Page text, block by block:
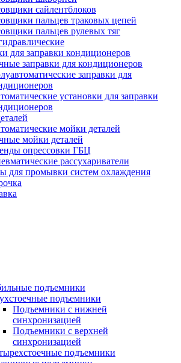
сайлентблоков
пальцев траковых цепей
пальцев рулевых тяг
для заправки кондиционеров
заправки для кондиционеров
заправки для
установки для заправки
мойки деталей
мойки деталей
опрессовки ГБЦ
рассухариватели
для промывки систем охлаждения
подъемники
подъемники
Подъемники с нижней
синхронизацией
Подъемники с верхней
синхронизацией
подъемники